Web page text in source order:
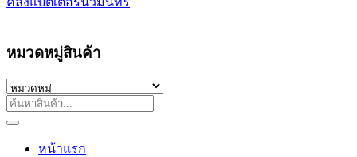
หมวดหมู่สินค้า
หน้าแรก